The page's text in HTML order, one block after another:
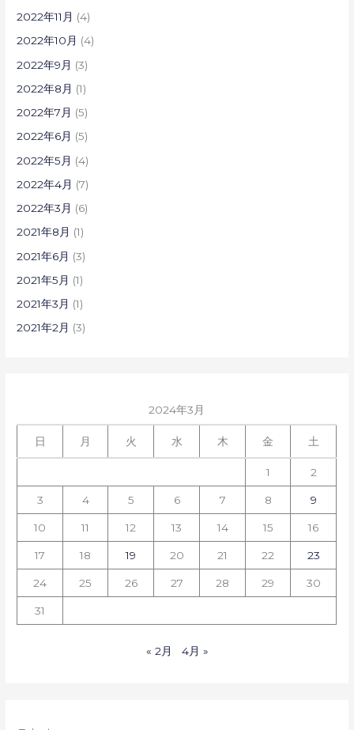
2022年11月 (4)
2022年10月 (4)
2022年9月 (3)
2022年8月 (1)
2022年7月 (5)
2022年6月 (5)
2022年5月 (4)
2022年4月 (7)
2022年3月 (6)
2021年8月 (1)
2021年6月 (3)
2021年5月 (1)
2021年3月 (1)
2021年2月 (3)
2024年3月
日 月 火 水 木 金 土
1 2
3 4 5 6 7 8 9
10 11 12 13 14 15 16
17 18 19 20 21 22 23
24 25 26 27 28 29 30
31
« 2月 4月 »